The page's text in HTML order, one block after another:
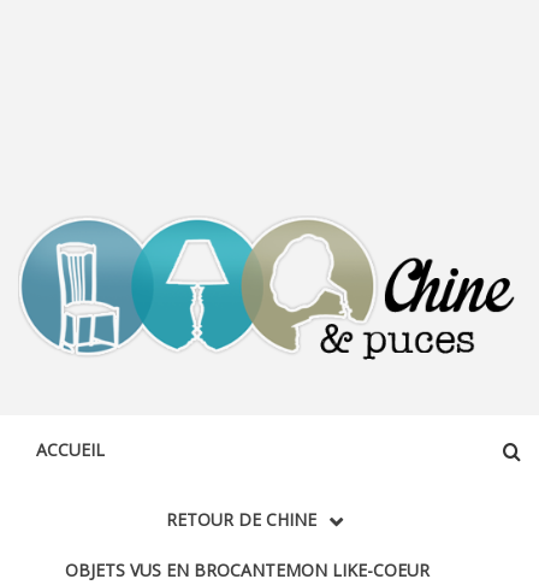
ACCUEIL
RETOUR DE CHINE
OBJETS VUS EN BROCANTEMON LIKE-COEUR